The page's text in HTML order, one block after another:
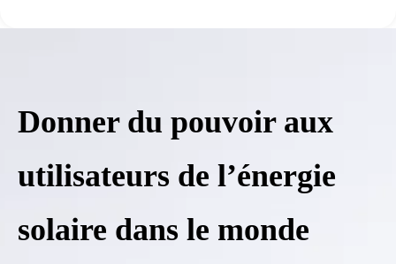
Donner du pouvoir aux
utilisateurs de l’énergie
solaire dans le monde